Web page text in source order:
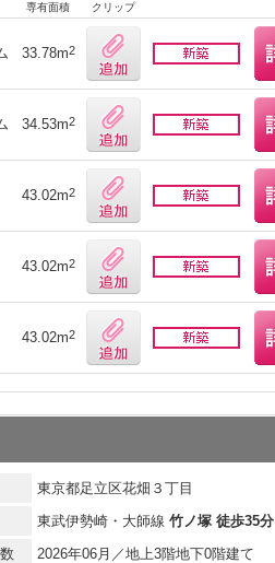
専有面積 クリップ
33.78m2
34.53m2
43.02m2
43.02m2
43.02m2
東京都足立区花畑３丁目
東武伊勢崎・大師線 竹ノ塚 徒歩35分
2026年06月／地上3階地下0階建て